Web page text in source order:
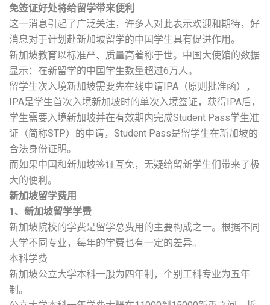
免签证好处将给留学带来便利
这一消息引起了广泛关注，许多人对此表示欢迎和期待，好
消息对于计划赴新加坡留学的中国学生具有促进作用。
新加坡教育以标准严、质量高著称于世。中国大使馆的数据
显示：在新留学的中国学生数量超过6万人。
留学生次入境新加坡需要先在线申请IPA（原则批准函），
IPA是学生首次入境新加坡时的单次入境签证，获得IPA后，
学生需要入境新加坡并在有效期内完成Student Pass学生准
证（简称STP）的申请，Student Pass是留学生在新加坡的
合法身份证明。
而如果中国和新加坡签证互免，无疑给留新学生们带来了极
大的便利。
新加坡留学费用
1、新加坡留学学费
新加坡院校的学费是留学总费用的主要构成之一。根据不同
大学不同专业，每年的学费也有一定的差异。
本科学费
新加坡公立大学本科一般为四年制，个别工科专业为五年
制。